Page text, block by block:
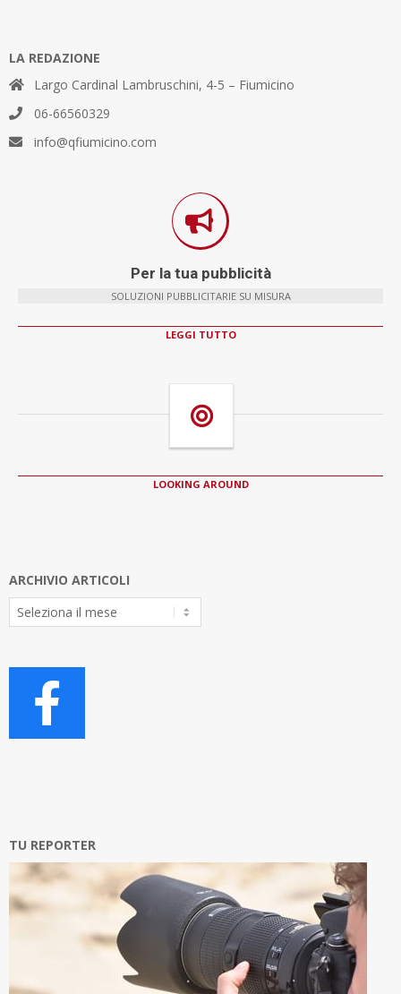
LA REDAZIONE
Largo Cardinal Lambruschini, 4-5 – Fiumicino
06-66560329
info@qfiumicino.com
Per la tua pubblicità
SOLUZIONI PUBBLICITARIE SU MISURA
LEGGI TUTTO
LOOKING AROUND
ARCHIVIO ARTICOLI
Archivio
Articoli
TU REPORTER